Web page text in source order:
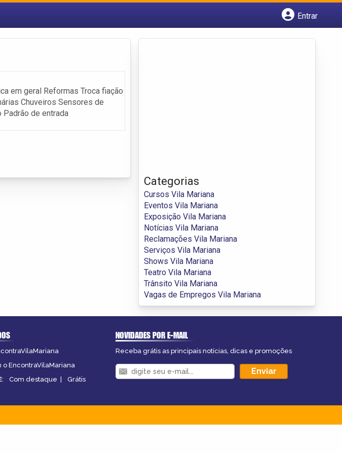
Entrar
em geral Reformas Troca fiação
Chuveiros Sensores de
de entrada
Categorias
Cursos Vila Mariana
Eventos Vila Mariana
Exposição Vila Mariana
Notícias Vila Mariana
Reclamações Vila Mariana
Serviços Vila Mariana
Shows Vila Mariana
Teatro Vila Mariana
Trânsito Vila Mariana
Vagas de Empregos Vila Mariana
o EncontraVilaMariana
: Com destaque | Grátis
NOVIDADES POR E-MAIL
Receba grátis as principais notícias, dicas e promoções